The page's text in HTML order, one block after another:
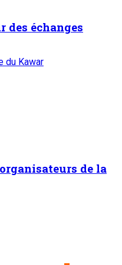
des échanges
du Kawar
de la